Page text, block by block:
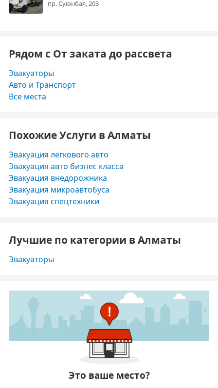
​пр. Суюнбая, 203
Рядом с От заката до рассвета
Эвакуаторы
Авто и Транспорт
Все места
Похожие Услуги в Алматы
Эвакуация легкового авто
Эвакуация авто бизнес класса
Эвакуация внедорожника
Эвакуация микроавтобуса
Эвакуация спецтехники
Лучшие по категории в Алматы
Эвакуаторы
Это ваше место?